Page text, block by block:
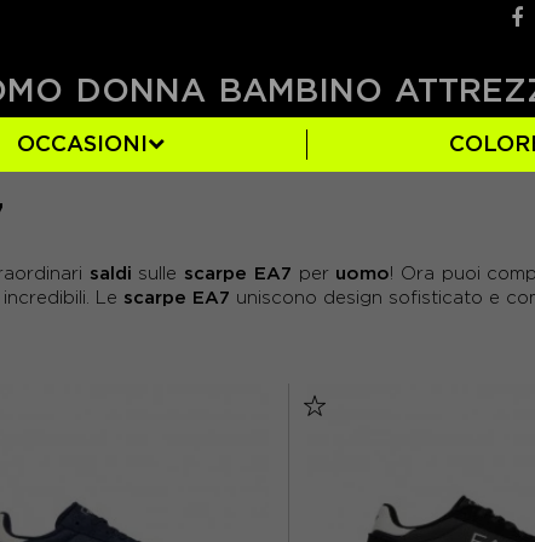
DONNA BAMBINO
OCCASIONI
saldi sulle scarpe EA7 per uomo! Ora puoi
Le scarpe EA7 uniscono design sofisticato e